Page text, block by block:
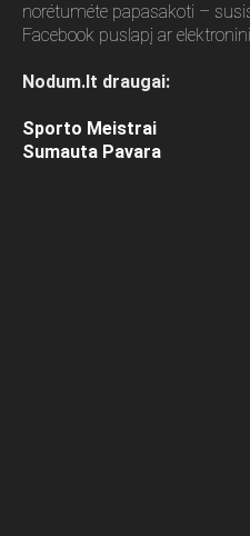
norėtumėte papasakoti –
Facebook puslapį ar
Nodum.lt draugai:
Sporto Meistrai
Sumauta Pavara